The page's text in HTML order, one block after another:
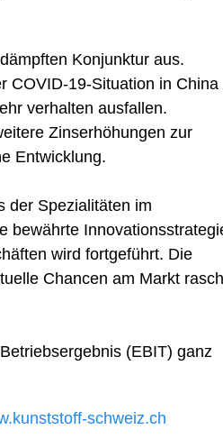
Konjunktur aus.
COVID-19-Situation in China
verhalten ausfallen.
Zinserhöhungen zur
Entwicklung.
der Spezialitäten im
bewährte
wird fortgeführt. Die
Chancen am Markt rasch
(EBIT) ganz
schweiz.ch